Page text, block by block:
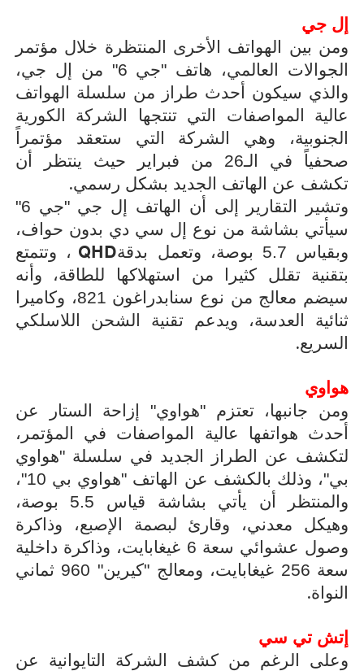
إل جي
ومن بين الهواتف الأخرى المنتظرة خلال مؤتمر
الجوالات العالمي، هاتف "جي 6" من إل جي،
والذي سيكون أحدث طراز من سلسلة الهواتف
عالية المواصفات التي تنتجها الشركة الكورية
الجنوبية، وهي الشركة التي ستعقد مؤتمراً
صحفياً في الـ26 من فبراير حيث ينتظر أن
تكشف عن الهاتف الجديد بشكل رسمي.
وتشير التقارير إلى أن الهاتف إل جي "جي 6"
سيأتي بشاشة من نوع إل سي دي بدون حواف،
وبقياس 5.7 بوصة، وتعمل بدقة
QHD ، وتتمتع
بتقنية تقلل كثيرا من استهلاكها للطاقة، وأنه
سيضم معالج من نوع سنابدراغون 821، وكاميرا
ثنائية العدسة، ويدعم تقنية الشحن اللاسلكي
السريع.
هواوي
ومن جانبها، تعتزم "هواوي" إزاحة الستار عن
أحدث هواتفها عالية المواصفات في المؤتمر،
لتكشف عن الطراز الجديد في سلسلة "هواوي
بي"، وذلك بالكشف عن الهاتف "هواوي بي 10"،
والمنتظر أن يأتي بشاشة قياس 5.5 بوصة،
وهيكل معدني، وقارئ لبصمة الإصبع، وذاكرة
وصول عشوائي سعة 6 غيغابايت، وذاكرة داخلية
سعة 256 غيغابايت، ومعالج "كيرين" 960 ثماني
النواة.
إتش تي سي
وعلى الرغم من كشف الشركة التايوانية عن